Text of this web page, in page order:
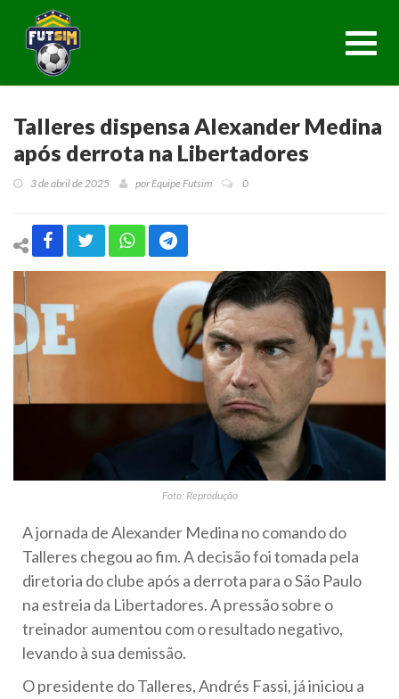
Talleres dispensa Alexander Medina
após derrota na Libertadores
3 de abril de 2025 por Equipe Futsim 0
Foto: Reprodução
A jornada de Alexander Medina no comando do
Talleres chegou ao fim. A decisão foi tomada pela
diretoria do clube após a derrota para o São Paulo
na estreia da Libertadores. A pressão sobre o
treinador aumentou com o resultado negativo,
levando à sua demissão.
O presidente do Talleres, Andrés Fassi, já iniciou a